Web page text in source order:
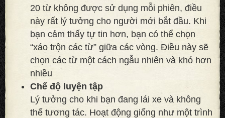
20 từ không được sử dụng mỗi phiên, điều
này rất lý tưởng cho người mới bắt đầu. Khi
bạn cảm thấy tự tin hơn, bạn có thể chọn
“xáo trộn các từ” giữa các vòng. Điều này sẽ
chọn các từ một cách ngẫu nhiên và khó hơn
nhiều
Chế độ luyện tập
Lý tưởng cho khi bạn đang lái xe và không
thể tương tác. Hoạt động giống như một trình